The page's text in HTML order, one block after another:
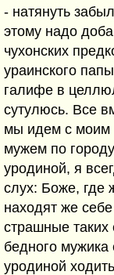
- натянуть
этому надо
чухонских
ураинского
галифе в
сутулюсь. Все
мы идем с моим
мужем по
уродиной, я
слух: Боже, где
находят же
страшные
бедного мужика
уродиной